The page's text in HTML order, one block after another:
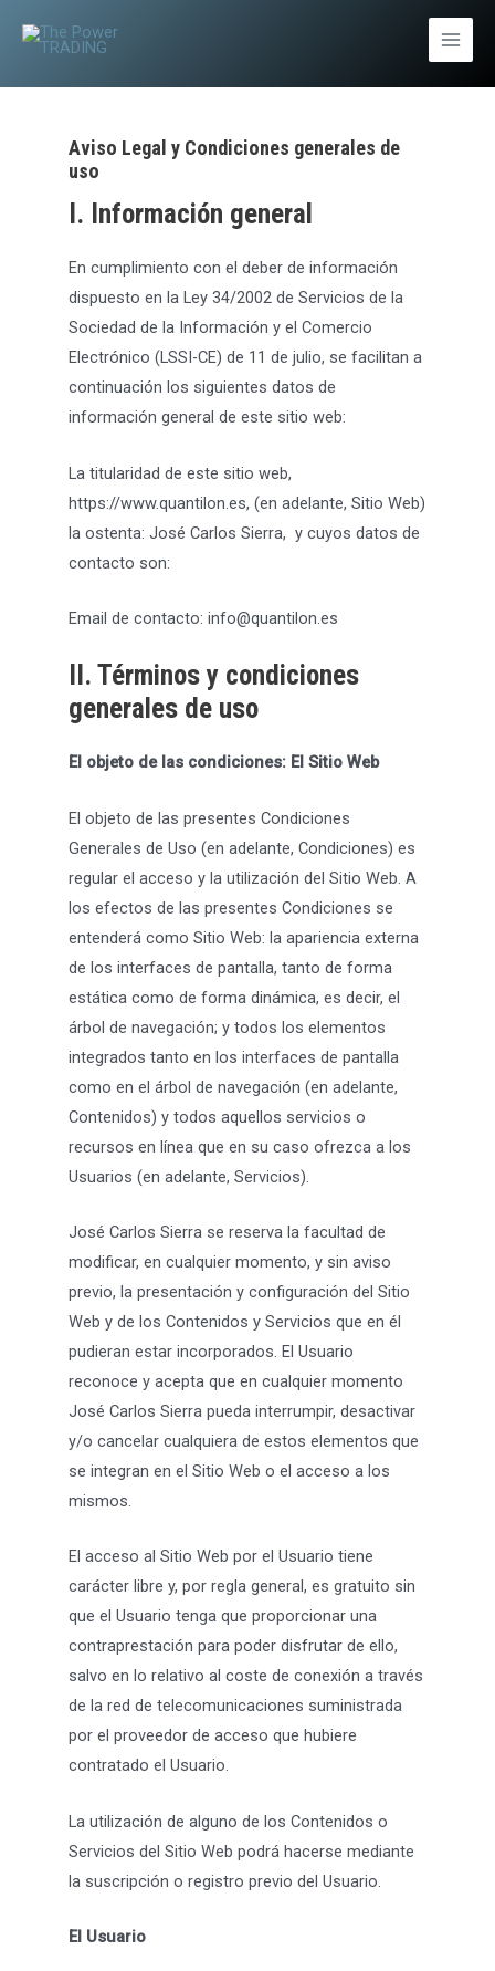
Main
Aviso Legal y Condiciones generales de
uso
I. Información general
En cumplimiento con el deber de información
dispuesto en la Ley 34/2002 de Servicios de la
Sociedad de la Información y el Comercio
Electrónico (LSSI-CE) de 11 de julio, se facilitan a
continuación los siguientes datos de
información general de este sitio web:
La titularidad de este sitio web,
https://www.quantilon.es, (en adelante, Sitio Web)
la ostenta: José Carlos Sierra, y cuyos datos de
contacto son:
Email de contacto: info@quantilon.es
II. Términos y condiciones
generales de uso
El objeto de las condiciones: El Sitio Web
El objeto de las presentes Condiciones
Generales de Uso (en adelante, Condiciones) es
regular el acceso y la utilización del Sitio Web. A
los efectos de las presentes Condiciones se
entenderá como Sitio Web: la apariencia externa
de los interfaces de pantalla, tanto de forma
estática como de forma dinámica, es decir, el
árbol de navegación; y todos los elementos
integrados tanto en los interfaces de pantalla
como en el árbol de navegación (en adelante,
Contenidos) y todos aquellos servicios o
recursos en línea que en su caso ofrezca a los
Usuarios (en adelante, Servicios).
José Carlos Sierra se reserva la facultad de
modificar, en cualquier momento, y sin aviso
previo, la presentación y configuración del Sitio
Web y de los Contenidos y Servicios que en él
pudieran estar incorporados. El Usuario
reconoce y acepta que en cualquier momento
José Carlos Sierra pueda interrumpir, desactivar
y/o cancelar cualquiera de estos elementos que
se integran en el Sitio Web o el acceso a los
mismos.
El acceso al Sitio Web por el Usuario tiene
carácter libre y, por regla general, es gratuito sin
que el Usuario tenga que proporcionar una
contraprestación para poder disfrutar de ello,
salvo en lo relativo al coste de conexión a través
de la red de telecomunicaciones suministrada
por el proveedor de acceso que hubiere
contratado el Usuario.
La utilización de alguno de los Contenidos o
Servicios del Sitio Web podrá hacerse mediante
la suscripción o registro previo del Usuario.
El Usuario